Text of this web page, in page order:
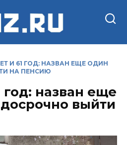
И 61 ГОД: НАЗВАН ЕЩЕ ОДИН
НА ПЕНСИЮ
год: назван еще
выйти